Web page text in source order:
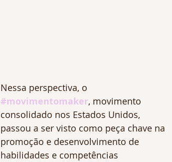
Nessa perspectiva, o
#movimentomaker, movimento
consolidado nos Estados Unidos,
passou a ser visto como peça chave na
promoção e desenvolvimento de
habilidades e competências